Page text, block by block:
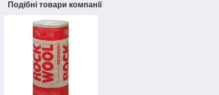
Подібні товари компанії